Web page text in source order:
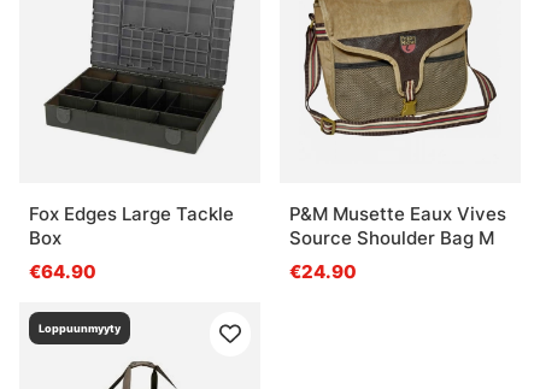
Fox Edges Large Tackle
Box
€64.90
P&M Musette Eaux Vives
Source Shoulder Bag M
€24.90
Loppuunmyyty